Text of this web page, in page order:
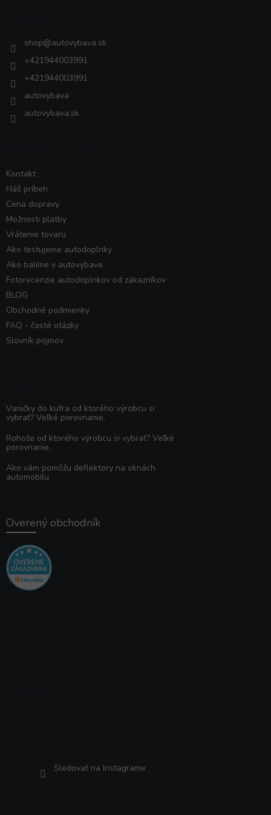
shop@autovybava.sk
+421944003991
+421944003991
autovybava
autovybava.sk
Kontakt
Náš príbeh
Cena dopravy
Možnosti platby
Vrátenie tovaru
Ako testujeme autodoplnky
Ako balíme v autovybave
Fotorecenzie autodoplnkov od zákazníkov
BLOG
Obchodné podmienky
FAQ - časté otázky
Slovník pojmov
Vaničky do kufra od ktorého výrobcu si
vybrať? Veľké porovnanie.
Rohože od ktorého výrobcu si vybrať? Veľké
porovnanie.
Ako vám pomôžu deflektory na oknách
automobilu
Overený obchodník
Sledovať na Instagrame